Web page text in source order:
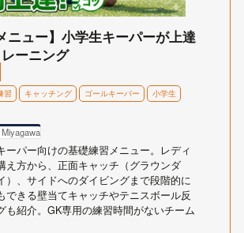
ニュー】小学生キーパーが上達
ーニング
習 キャッチング ゴールキーパー
小学生
ーパー向けの基礎練習メニュー。レディ
え方から、正面キャッチ（グラウンダ
）、サイドへのダイビングまで段階的に
できる壁当てキャッチやテニスボール反
も紹介。GK専用の練習時間がないチーム